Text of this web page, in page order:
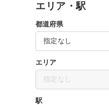
エリア・駅
都道府県
指定なし
エリア
指定なし
駅